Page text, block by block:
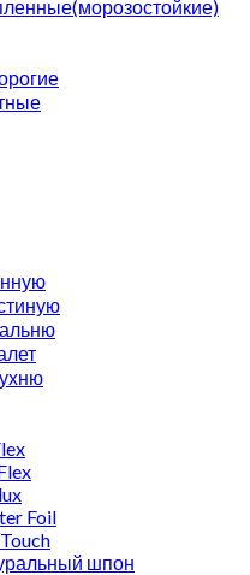
Foil
шпон